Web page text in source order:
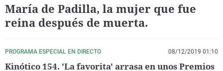
María de Padilla, la mujer que fue
reina después de muerta.
PROGRAMA ESPECIAL EN DIRECTO 08/12/2019 01:10
Kinótico 154. 'La favorita' arrasa en unos Premios